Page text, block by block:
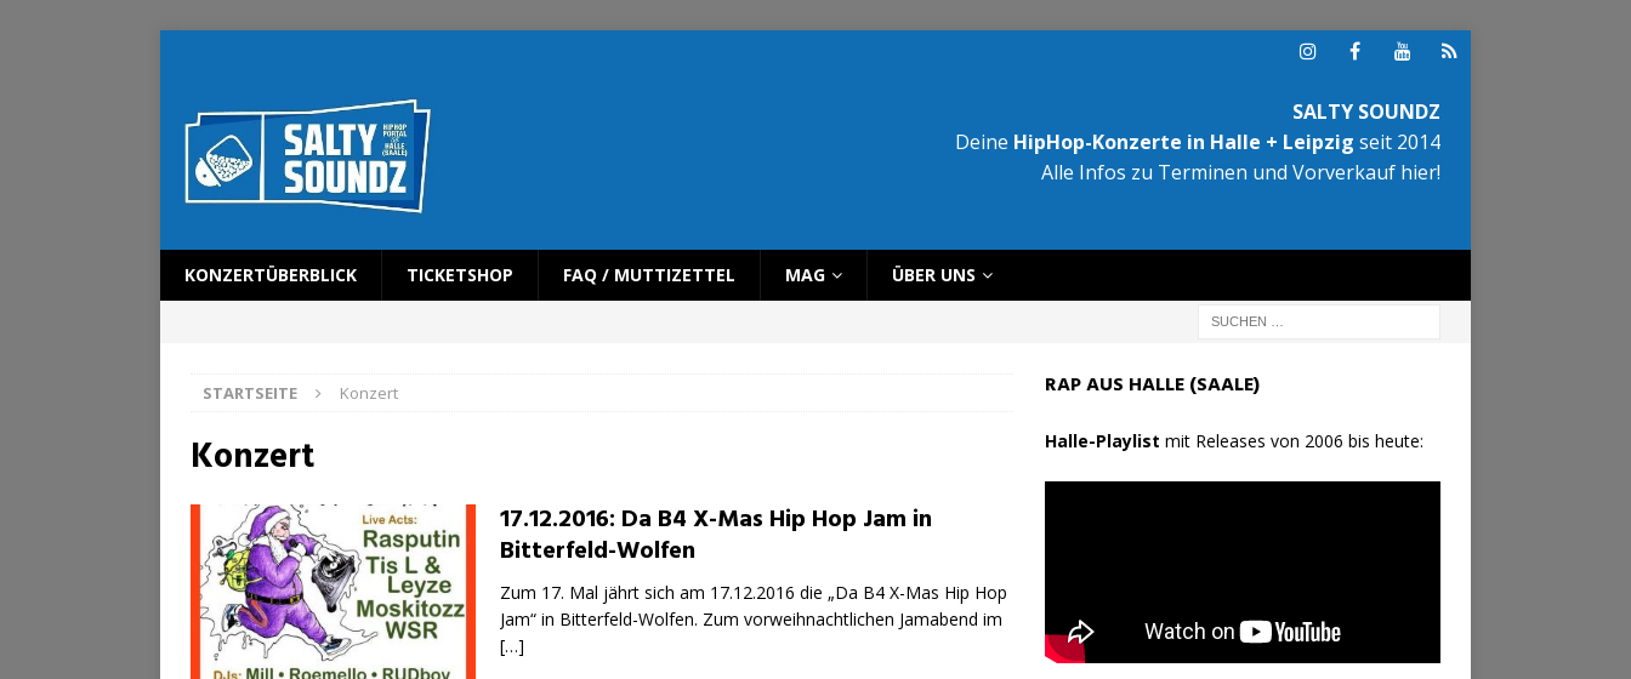
SALTY SOUNDZ
Deine HipHop-Konzerte in Halle + Leipzig seit 2014
Alle Infos zu Terminen und Vorverkauf hier!
KONZERTÜBERBLICK TICKETSHOP FAQ / MUTTIZETTEL MAG ÜBER UNS
STARTSEITE Konzert
Konzert
17.12.2016: Da B4 X-Mas Hip Hop Jam in
Bitterfeld-Wolfen
Zum 17. Mal jährt sich am 17.12.2016 die „Da B4 X-Mas Hip Hop
Jam“ in Bitterfeld-Wolfen. Zum vorweihnachtlichen Jamabend im
[…]
RAP AUS HALLE (SAALE)
Halle-Playlist mit Releases von 2006 bis heute: